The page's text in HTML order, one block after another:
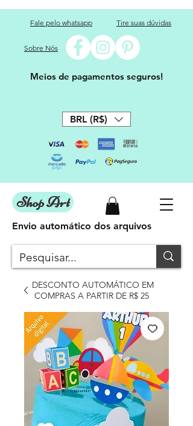
Fale pelo whatsapp Tire suas dúvidas
Sobre Nós
Meios de pagamentos seguros!
BRL (R$)
Shop Art
DESCONTO AUTOMÁTICO EM
COMPRAS A PARTIR DE R$ 25
Envio automático dos arquivos